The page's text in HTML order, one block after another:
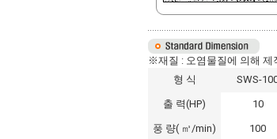
※재질 : 오염물질에 의해
형 식
SWS-
출 력(HP) 10
풍 량( ㎥/min) 100